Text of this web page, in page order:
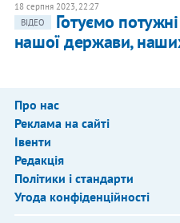
18 серпня 2023, 22:27
ВІДЕО
Готуємо
нашої держави,
Про нас
Реклама на сайті
Івенти
Редакція
Політики і стандарти
Угода конфіденційності